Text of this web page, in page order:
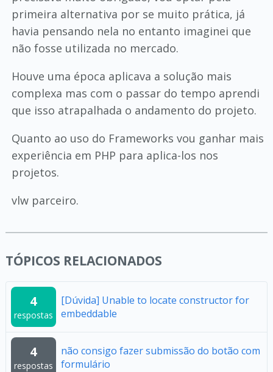
primeira alternativa por se muito prática, já
havia pensando nela no entanto imaginei que
não fosse utilizada no mercado.
Houve uma época aplicava a solução mais
complexa mas com o passar do tempo aprendi
que isso atrapalhada o andamento do projeto.
Quanto ao uso do Frameworks vou ganhar mais
experiência em PHP para aplica-los nos
projetos.
vlw parceiro.
TÓPICOS RELACIONADOS
4
respostas
[Dúvida] Unable to locate constructor for
embeddable
4
respostas
não consigo fazer submissão do botão com
formulário